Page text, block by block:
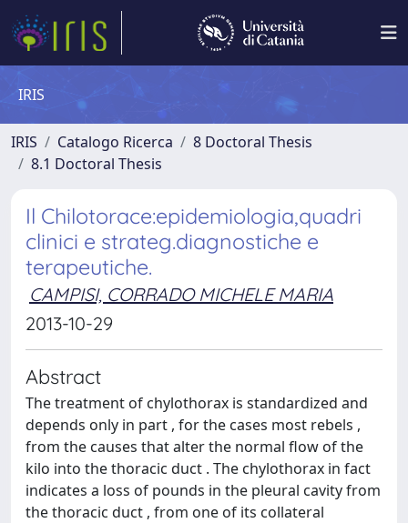
IRIS
IRIS Catalogo Ricerca
8 Doctoral Thesis
8.1 Doctoral Thesis
Il Chilotorace:epidemiologia,quadri
clinici e strateg.diagnostiche e
terapeutiche.
CAMPISI, CORRADO MICHELE MARIA
2013-10-29
Abstract
The treatment of chylothorax is standardized and
depends only in part , for the cases most rebels ,
from the causes that alter the normal flow of the
kilo into the thoracic duct . The chylothorax in fact
indicates a loss of pounds in the pleural cavity from
the thoracic duct , from one of its collateral